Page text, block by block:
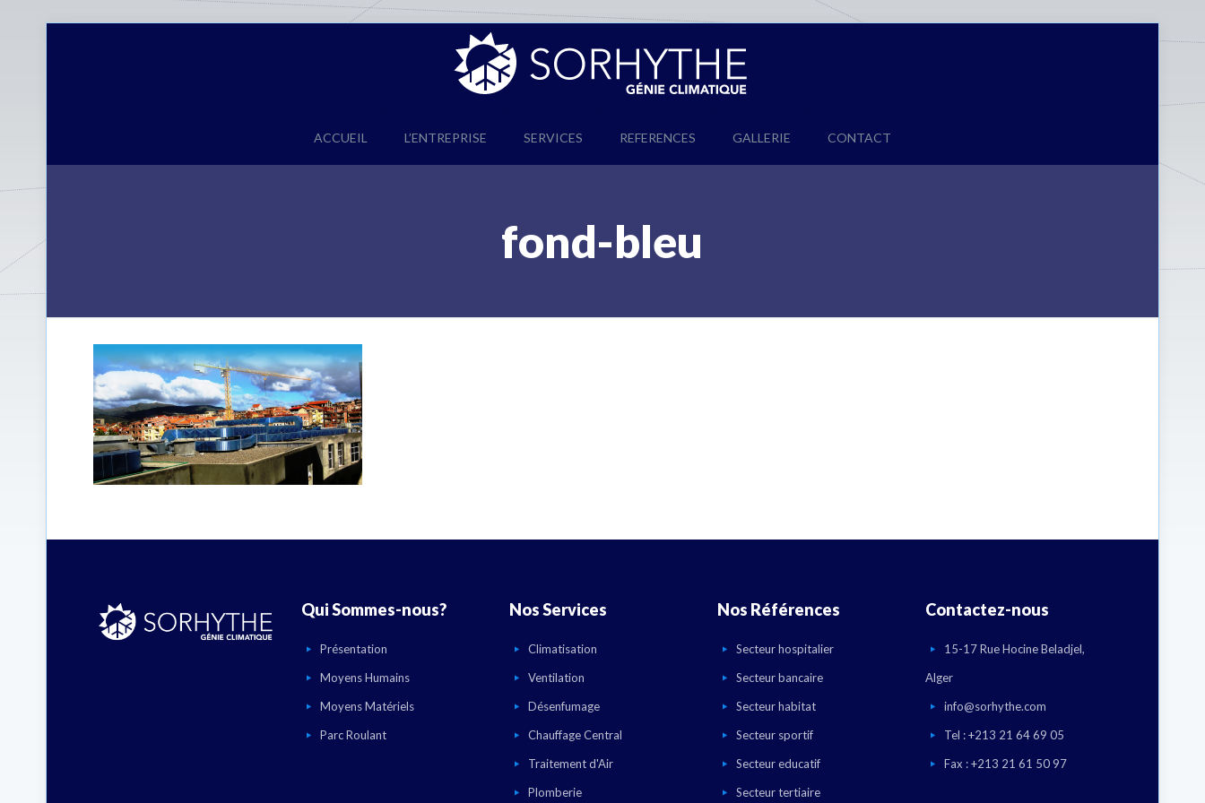
ACCUEIL L’ENTREPRISE SERVICES REFERENCES GALLERIE CONTACT
fond-bleu
Qui Sommes-nous?
Présentation
Moyens Humains
Moyens Matériels
Parc Roulant
Nos Services
Climatisation
Ventilation
Désenfumage
Chauffage Central
Traitement d'Air
Plomberie
Nos Références
Secteur hospitalier
Secteur bancaire
Secteur habitat
Secteur sportif
Secteur educatif
Secteur tertiaire
Contactez-nous
15-17 Rue Hocine Beladjel,
Alger
info@sorhythe.com
Tel : +213 21 64 69 05
Fax : +213 21 61 50 97